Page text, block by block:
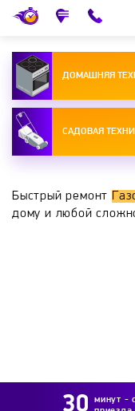
ДОМАШНЯЯ
САДОВАЯ
Быстрый ремонт
дому и любой
минут -